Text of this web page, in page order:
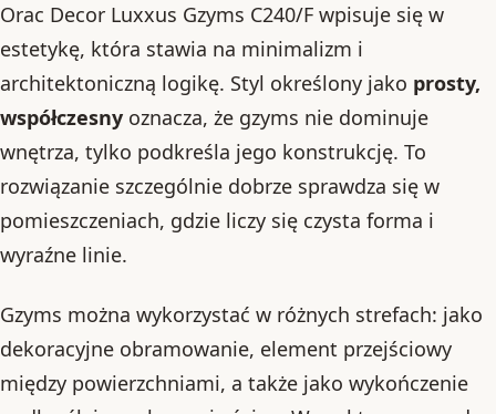
Orac Decor Luxxus Gzyms C240/F wpisuje się w
estetykę, która stawia na minimalizm i
architektoniczną logikę. Styl określony jako prosty,
współczesny oznacza, że gzyms nie dominuje
wnętrza, tylko podkreśla jego konstrukcję. To
rozwiązanie szczególnie dobrze sprawdza się w
pomieszczeniach, gdzie liczy się czysta forma i
wyraźne linie.
Gzyms można wykorzystać w różnych strefach: jako
dekoracyjne obramowanie, element przejściowy
między powierzchniami, a także jako wykończenie